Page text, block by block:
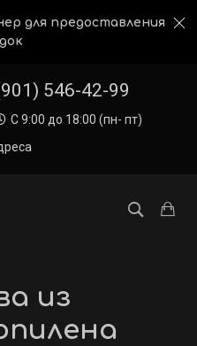
для предоставления
546-42-99
С 9:00 до 18:00 (пн- пт)
из